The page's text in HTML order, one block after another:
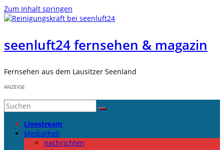
Zum Inhalt springen
seenluft24 fernsehen & magazin
Fernsehen aus dem Lausitzer Seenland
ANZEIGE
Livestream
Mediathek
nachrichten